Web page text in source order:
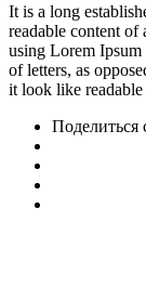
It is a long
readable content
using Lorem Ipsum
of letters, as
it look like
Поделиться